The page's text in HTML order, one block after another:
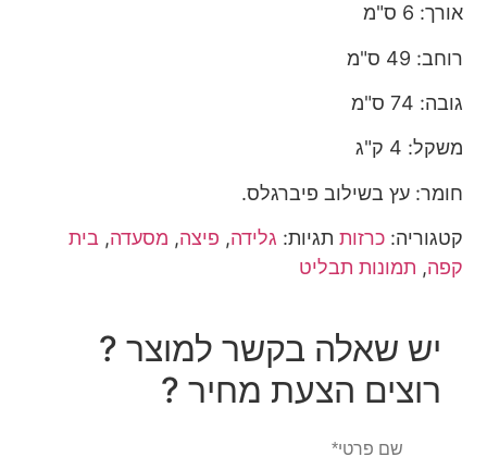
אורך: 6 ס"מ
רוחב: 49 ס"מ
גובה: 74 ס"מ
משקל: 4
ק"ג
חומר: עץ בשילוב פיברגלס.
קטגוריה: כרזות תגיות: גלידה, פיצה, מסעדה, בית
קפה, תמונות תבליט
יש שאלה בקשר למוצר ?
רוצים הצעת מחיר ?